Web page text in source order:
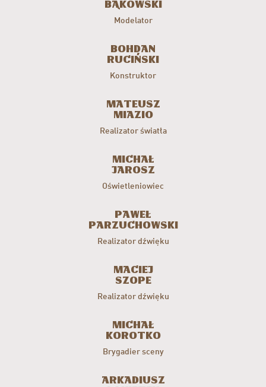
Bąkowski
Modelator
Bohdan
Ruciński
Konstruktor
Mateusz
Miazio
Realizator światła
Michał
Jarosz
Oświetleniowiec
Paweł
Parzuchowski
Realizator dźwięku
Maciej
Szope
Realizator dźwięku
Michał
Korotko
Brygadier sceny
Arkadiusz